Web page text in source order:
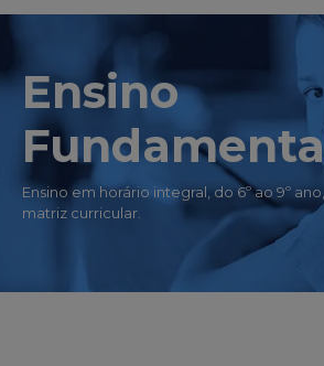
Ensino
Ensino em horário integral, do 6º ao 9º
matriz curricular.